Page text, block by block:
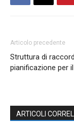
Articolo precedente
Struttura di
pianificazione per
ARTICOLI